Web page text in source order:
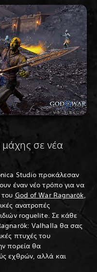
σε νέα
Studio προκάλεσαν
έναν νέο τρόπο για να
God of War Ragnarök,
ανατροπές
roguelite. Σε κάθε
Valhalla θα σας
πτυχές του
πορεία θα
εχθρών, αλλά και